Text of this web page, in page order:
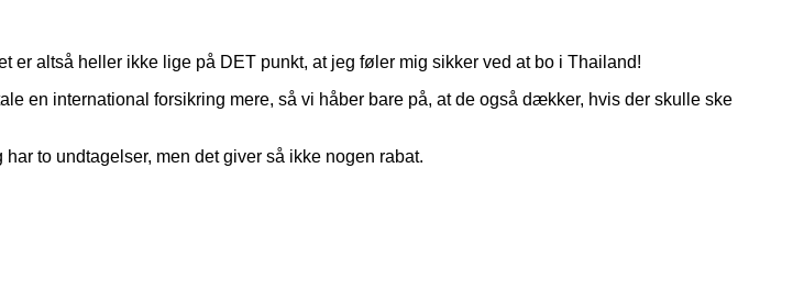
er altså heller ikke lige på DET punkt, at jeg føler mig sikker ved at bo i Thailand!
en international forsikring mere, så vi håber bare på, at de også dækker, hvis der skulle ske
to undtagelser, men det giver så ikke nogen rabat.